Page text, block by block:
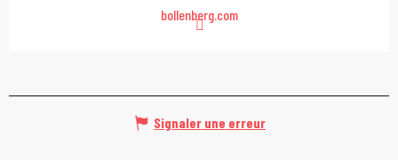
bollenberg.com
Signaler une erreur